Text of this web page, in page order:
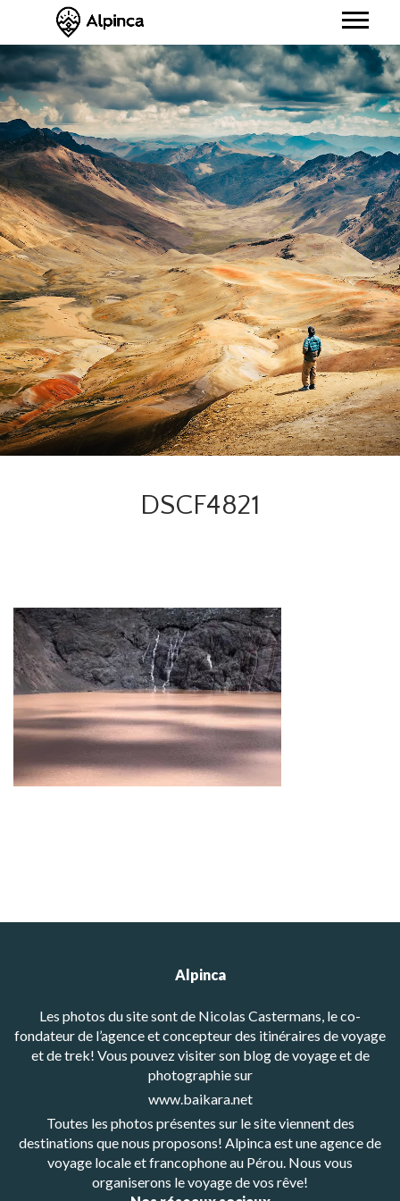
DSCF4821
Alpinca
Les photos du site sont de Nicolas Castermans, le co-
fondateur de l’agence et concepteur des itinéraires de voyage
et de trek! Vous pouvez visiter son blog de voyage et de
photographie sur
www.baikara.net
Toutes les photos présentes sur le site viennent des
destinations que nous proposons! Alpinca est une agence de
voyage locale et francophone au Pérou. Nous vous
organiserons le voyage de vos rêve!